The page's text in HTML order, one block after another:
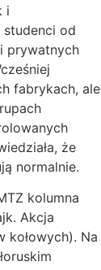
i
od
prywatnych
fabrykach, ale
że
normalnie.
kolumna
Akcja
kołowych). Na